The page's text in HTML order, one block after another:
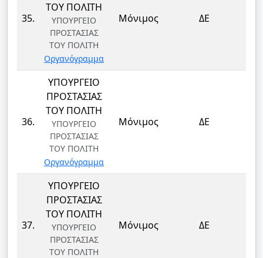
35.
ΤΟΥ ΠΟΛΙΤΗ
ΥΠΟΥΡΓΕΙΟ
ΠΡΟΣΤΑΣΙΑΣ
ΤΟΥ ΠΟΛΙΤΗ
Οργανόγραμμα
Μόνιμος ΔΕ
36.
ΥΠΟΥΡΓΕΙΟ
ΠΡΟΣΤΑΣΙΑΣ
ΤΟΥ ΠΟΛΙΤΗ
ΥΠΟΥΡΓΕΙΟ
ΠΡΟΣΤΑΣΙΑΣ
ΤΟΥ ΠΟΛΙΤΗ
Οργανόγραμμα
Μόνιμος ΔΕ
37.
ΥΠΟΥΡΓΕΙΟ
ΠΡΟΣΤΑΣΙΑΣ
ΤΟΥ ΠΟΛΙΤΗ
ΥΠΟΥΡΓΕΙΟ
ΠΡΟΣΤΑΣΙΑΣ
ΤΟΥ ΠΟΛΙΤΗ
Μόνιμος ΔΕ